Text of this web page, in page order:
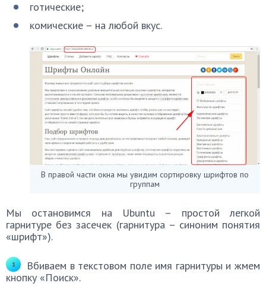
готические;
комические – на любой вкус.
В правой части окна мы увидим сортировку шрифтов по
группам
Мы остановимся на Ubuntu – простой легкой
гарнитуре без засечек (гарнитура – синоним понятия
«шрифт»).
Вбиваем в текстовом поле имя гарнитуры и жмем
кнопку «Поиск».